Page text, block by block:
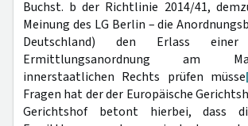
Buchst. b der Richtlinie 2014/41,
Meinung des LG Berlin – die
Deutschland) den Erlass einer
Ermittlungsanordnung am
innerstaatlichen Rechts prüfen müsse
Fragen hat der der Europäische
Gerichtshof betont hierbei, dass